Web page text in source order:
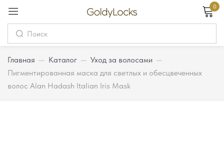
0
Главная — Каталог — Уход за волосами —
Пигментированная маска для светлых и обесцвеченных
волос Alan Hadash Italian Iris Mask
Вход
Password